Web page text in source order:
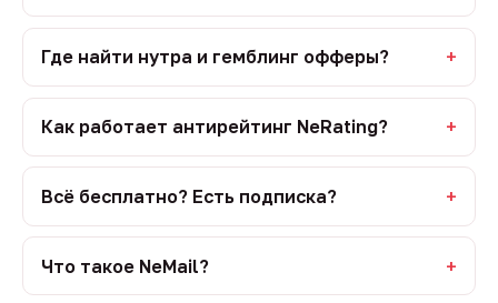
Где найти нутра и гемблинг офферы?
Как работает антирейтинг NeRating?
Всё бесплатно? Есть подписка?
Что такое NeMail?